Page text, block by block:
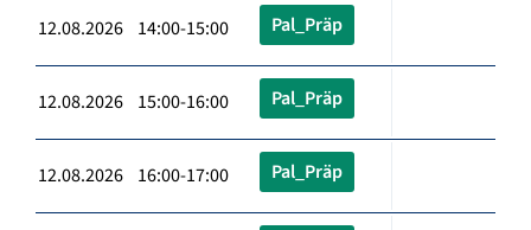
12.08.2026 14:00-15:00 Pal_Präp
12.08.2026 15:00-16:00 Pal_Präp
12.08.2026 16:00-17:00 Pal_Präp